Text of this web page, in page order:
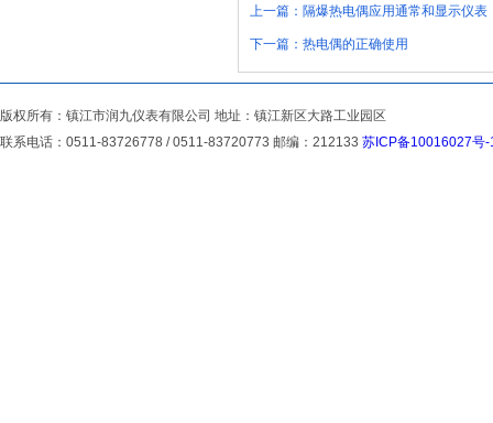
上一篇： 隔爆热电偶应用通常和显示仪表
下一篇： 热电偶的正确使用
版权所有：镇江市润九仪表有限公司 地址：镇江新区大路工业园区
联系电话：0511-83726778 / 0511-83720773 邮编：212133 苏ICP备10016027号-